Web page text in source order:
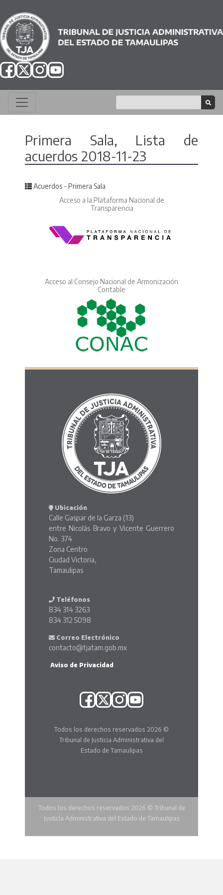
Primera Sala, Lista de
acuerdos 2018-11-23
Posted in
Acuerdos - Primera Sala
Acceso a la Plataforma Nacional de
Transparencia
Acceso al Consejo Nacional de Armonización
Contable
Ubicación
Calle Gaspar de la Garza (13)
entre Nicolás Bravo y Vicente Guerrero
No. 374
Zona Centro
Ciudad Victoria,
Tamaulipas
Teléfonos
834 314 3263
834 312 5098
Correo Electrónico
contacto@tjatam.gob.mx
Aviso de Privacidad
Todos los derechos reservados 2026 ©
Tribunal de Justicia Administrativa del
Estado de Tamaulipas
Todos los derechos reservados 2026 © Tribunal de
Justicia Administrativa del Estado de Tamaulipas